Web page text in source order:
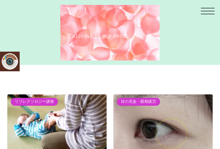
リフレクソロジー講座 目の充血・眼精疲労